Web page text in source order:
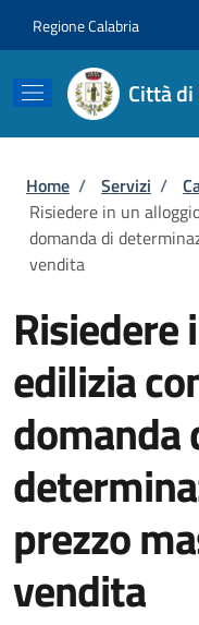
Regione Calabria
Città
Briciole di
Home / Servizi /
Risiedere in un
domanda di
vendita
Risiedere
edilizia
domanda
prezzo
vendita